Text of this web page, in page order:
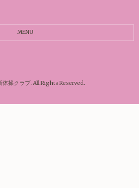
MENU
体操クラブ. All Rights Reserved.